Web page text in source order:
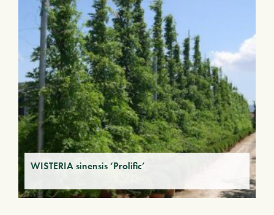
WISTERIA sinensis ‘Prolific’